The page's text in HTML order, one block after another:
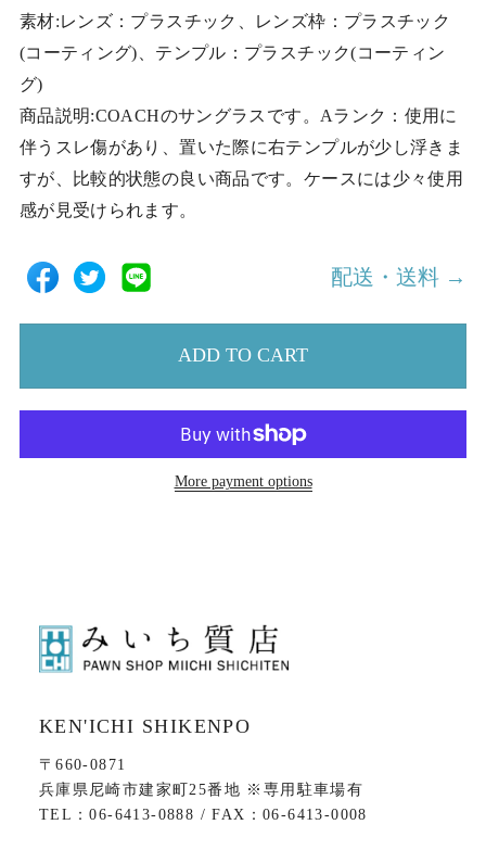
素材:レンズ：プラスチック、レンズ枠：プラスチック
(コーティング)、テンプル：プラスチック(コーティン
グ)
商品説明:COACHのサングラスです。Aランク：使用に
伴うスレ傷があり、置いた際に右テンプルが少し浮きま
すが、比較的状態の良い商品です。ケースには少々使用
感が見受けられます。
配送・送料 →
ADD TO CART
More payment options
KEN'ICHI SHIKENPO
〒660-0871
兵庫県尼崎市建家町25番地 ※専用駐車場有
TEL：06-6413-0888 / FAX：06-6413-0008